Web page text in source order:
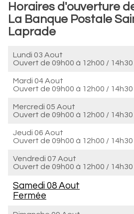
Horaires d'ouverture
La Banque Postale
Laprade
Lundi 03 Aout
Ouvert de 09h00 à 12h00 /
Mardi 04 Aout
Ouvert de 09h00 à 12h00 /
Mercredi 05 Aout
Ouvert de 09h00 à 12h00 /
Jeudi 06 Aout
Ouvert de 09h00 à 12h00 /
Vendredi 07 Aout
Ouvert de 09h00 à 12h00 /
Samedi 08 Aout
Fermée